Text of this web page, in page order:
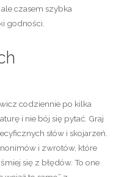
czasem szybka
godności.
codziennie po kilka
i nie bój się pytać. Graj
słów i skojarzeń.
i zwrotów, które
się z błędów. To one